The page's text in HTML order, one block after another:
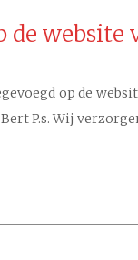
de
op de
P.s. Wij